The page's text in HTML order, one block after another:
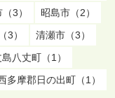
3）
昭島市（2）
3）
清瀬市（3）
八丈町（1）
多摩郡日の出町（1）